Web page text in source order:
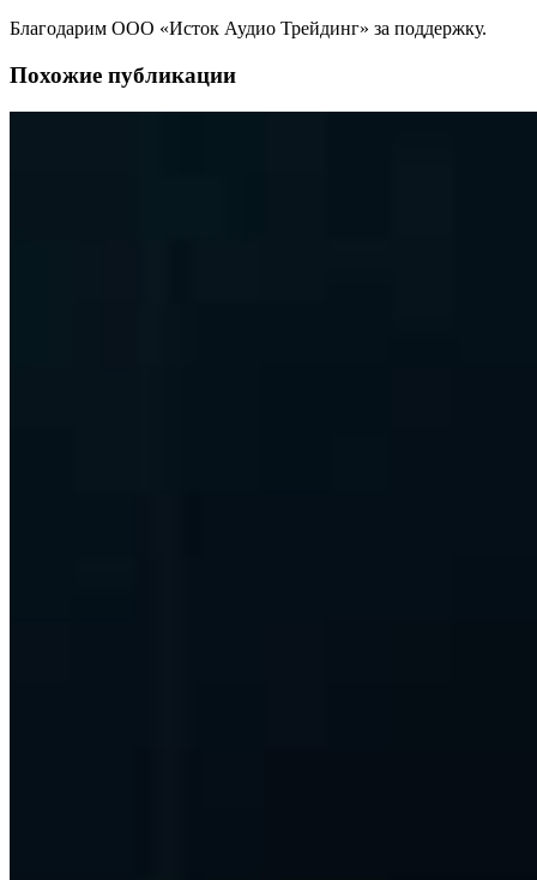
Благодарим ООО «Исток Аудио Трейдинг» за поддержку.
Похожие публикации